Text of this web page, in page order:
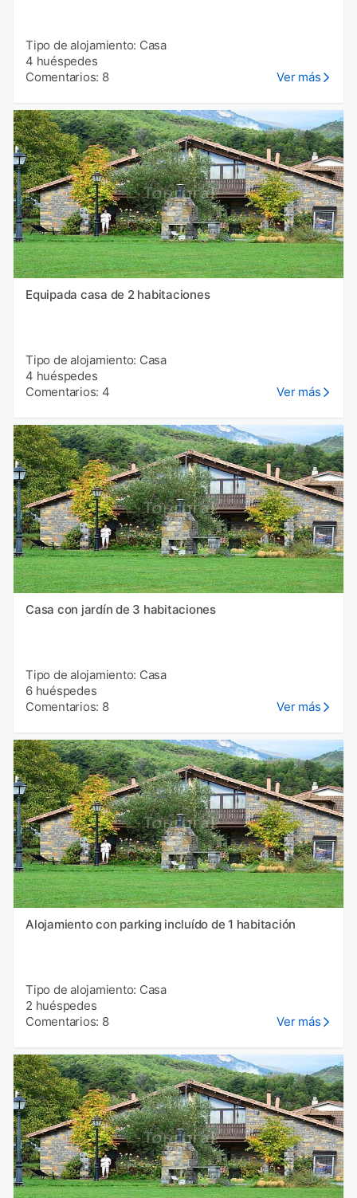
Tipo de alojamiento: Casa
4 huéspedes
Comentarios: 8
Ver más
Equipada casa de 2 habitaciones
Tipo de alojamiento: Casa
4 huéspedes
Comentarios: 4
Ver más
Casa con jardín de 3 habitaciones
Tipo de alojamiento: Casa
6 huéspedes
Comentarios: 8
Ver más
Alojamiento con parking incluído de 1 habitación
Tipo de alojamiento: Casa
2 huéspedes
Comentarios: 8
Ver más